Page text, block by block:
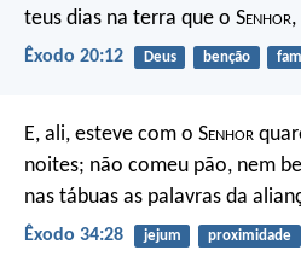
teus dias na terra que o Senhor
Êxodo 20:12 Deus benção
E, ali, esteve com o Senhor
noites; não comeu pão, nem
nas tábuas as palavras da
Êxodo 34:28 jejum proximidade